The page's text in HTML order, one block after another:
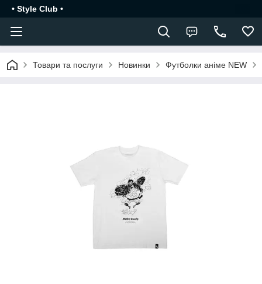
• Style Club •
Товари та послуги Новинки Футболки аніме NEW